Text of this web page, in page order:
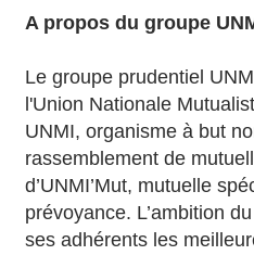
A propos du groupe
Le groupe prudentiel
l'Union Nationale
UNMI, organisme à but
rassemblement de
d’UNMI’Mut, mutuelle
prévoyance. L’ambition
ses adhérents les